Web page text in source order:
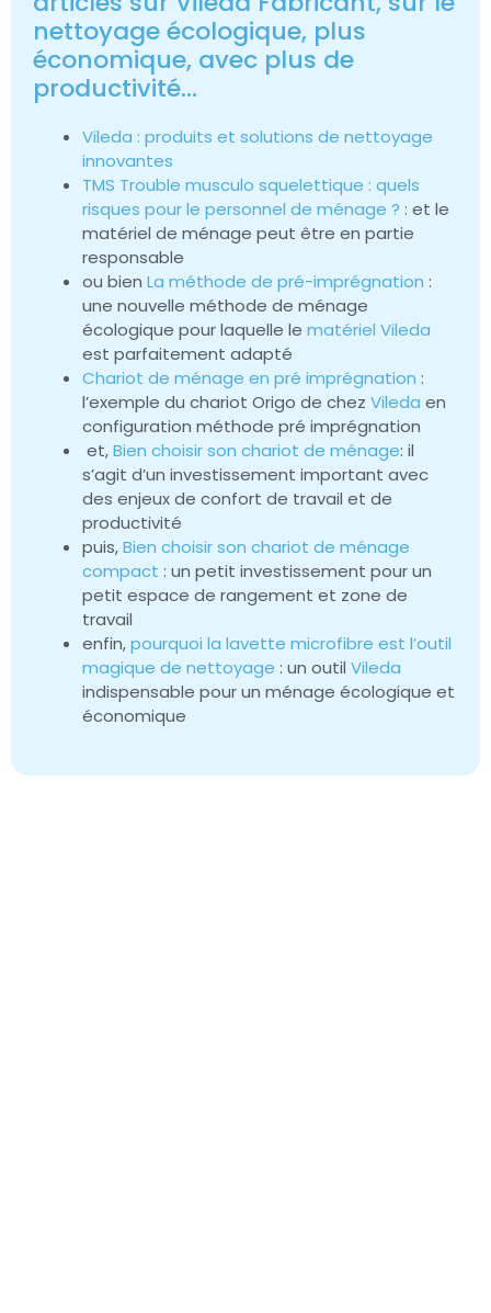
nettoyage écologique, plus
économique, avec plus de
productivité…
Vileda : produits et solutions de nettoyage
innovantes
TMS Trouble musculo squelettique : quels
risques pour le personnel de ménage ? : et le
matériel de ménage peut être en partie
responsable
ou bien La méthode de pré-imprégnation :
une nouvelle méthode de ménage
écologique pour laquelle le matériel Vileda
est parfaitement adapté
Chariot de ménage en pré imprégnation :
l’exemple du chariot Origo de chez Vileda en
configuration méthode pré imprégnation
et,Bien choisir son chariot de ménage: il
s’agit d’un investissement important avec
des enjeux de confort de travail et de
productivité
puis,Bien choisir son chariot de ménage
compact : un petit investissement pour un
petit espace de rangement et zone de
travail
enfin,pourquoi la lavette microfibre est l’outil
magique de nettoyage : un outil Vileda
indispensable pour un ménage écologique et
économique